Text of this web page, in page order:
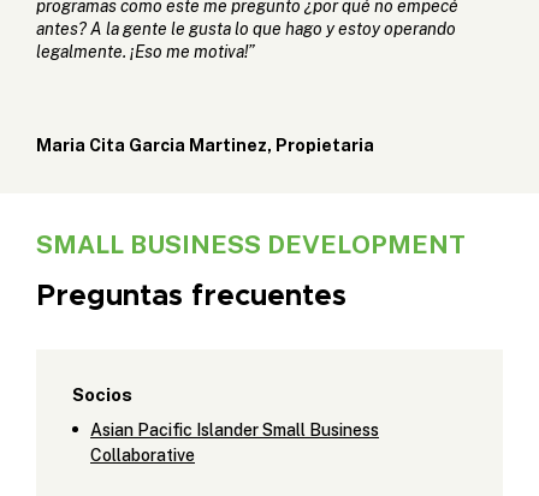
programas como este me pregunto ¿por qué no empecé
antes? A la gente le gusta lo que hago y estoy operando
legalmente. ¡Eso me motiva!”
Maria Cita Garcia Martinez, Propietaria
SMALL BUSINESS DEVELOPMENT
Preguntas frecuentes
Socios
Asian Pacific Islander Small Business
Collaborative